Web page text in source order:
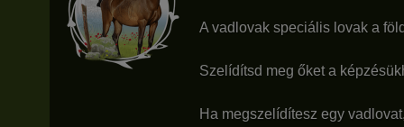
A vadlovak speciális lovak a
Szelídítsd meg őket a
Ha megszelídítesz egy